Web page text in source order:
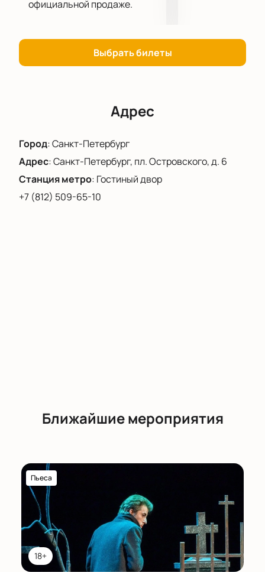
современному искусству, станет идеальной
Не упустите возможность стать частью этого
необычного события.Купить билеты
сайте и погрузиться в мир звуков и образов, где
официальной продаже.
Выбрать билеты
Адрес
Город:Санкт-Петербург
Адрес:Санкт-Петербург, пл. Островского, д. 6
Станция метро: Гостиный двор
+7 (812) 509-65-10
Ближайшие мероприятия
18+
Пьеса